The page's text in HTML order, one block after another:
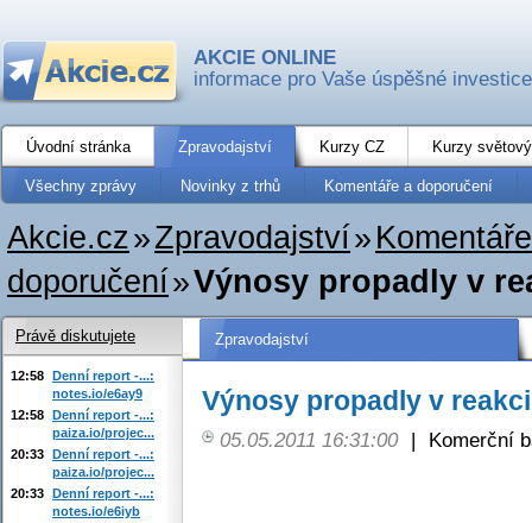
AKCIE ONLINE
informace pro Vaše úspěšné investice
Úvodní stránka Zpravodajství Kurzy CZ Kurzy
Všechny zprávy Novinky z trhů Komentáře a doporučení
Akcie.cz»Zpravodajství»
doporučení»Výnosy propadly v
Zpravodajství
Výnosy propadly v
05.05.2011 16:31:00 | Komerční
Právě diskutujete
12:58 Denní report -...:
notes.io/e6ay9
12:58 Denní report -...:
paiza.io/projec...
20:33 Denní report -...:
paiza.io/projec...
20:33 Denní report -...:
notes.io/e6iyb